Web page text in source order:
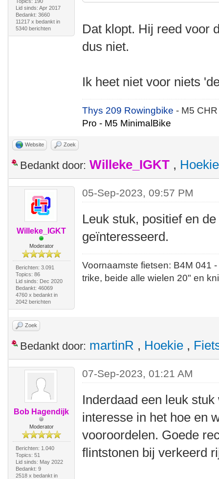
Lid sinds: Apr 2017
Bedankt: 3660
11217 x bedankt in
5340 berichten
Dat klopt. Hij reed voor
dus niet.
Ik heet niet voor niets
Thys 209 Rowingbike- M5
Pro - M5 MinimalBike
Website Zoek
Bedankt door: Willeke_IGKT , Hoekie
Willeke_IGKT
Moderator
Berichten: 3.091
Topics: 86
Lid sinds: Dec 2020
Bedankt: 46069
4760 x bedankt in
2042 berichten
05-Sep-2023, 09:57 PM
Leuk stuk, positief en
geïnteresseerd.
Voornaamste fietsen: B4M
trike, beide alle wielen 20" en
Zoek
Bedankt door: martinR , Hoekie ,
Bob Hagendijk
Moderator
Berichten: 1.040
Topics: 51
Lid sinds: May 2022
Bedankt: 9
2518 x bedankt in
07-Sep-2023, 01:21 AM
Inderdaad een leuk
interesse in het hoe en
vooroordelen. Goede
flintstonen bij verkeerd